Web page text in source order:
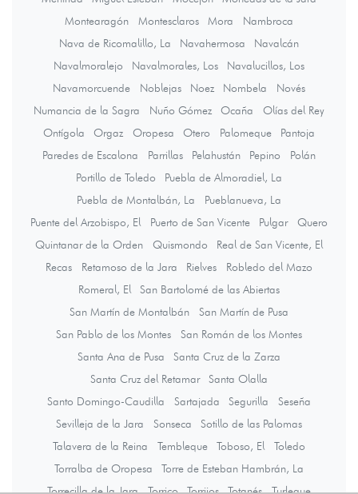
Montearagón
Montesclaros Mora
Nambroca
Nava de Ricomalillo, La
Navahermosa
Navalcán
Navalmoralejo
Navalmorales, Los
Navalucillos, Los
Navamorcuende
Noblejas Noez Nombela
Novés
Numancia de la Sagra
Nuño Gómez Ocaña
Olías del Rey
Ontígola
Orgaz Oropesa Otero Palomeque
Pantoja
Paredes de Escalona
Parrillas Pelahustán Pepino
Polán
Portillo de Toledo
Puebla de Almoradiel, La
Puebla de Montalbán, La
Pueblanueva, La
Puente del Arzobispo, El
Puerto de San Vicente Pulgar
Quero
Quintanar de la Orden
Quismondo
Real de San Vicente, El
Recas
Retamoso de la Jara Rielves
Robledo del Mazo
Romeral, El
San Bartolomé de las Abiertas
San Martín de Montalbán
San Martín de Pusa
San Pablo de los Montes
San Román de los Montes
Santa Ana de Pusa
Santa Cruz de la Zarza
Santa Cruz del Retamar
Santa Olalla
Santo Domingo-Caudilla
Sartajada Segurilla
Seseña
Sevilleja de la Jara
Sonseca
Sotillo de las Palomas
Talavera de la Reina
Tembleque Toboso, El
Toledo
Torralba de Oropesa
Torre de Esteban Hambrán, La
Torrecilla de la Jara
Torrico Torrijos Totanés
Turleque